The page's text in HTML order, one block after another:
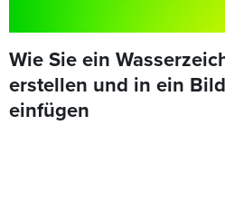
Wie Sie ein
erstellen und in ein
einfügen